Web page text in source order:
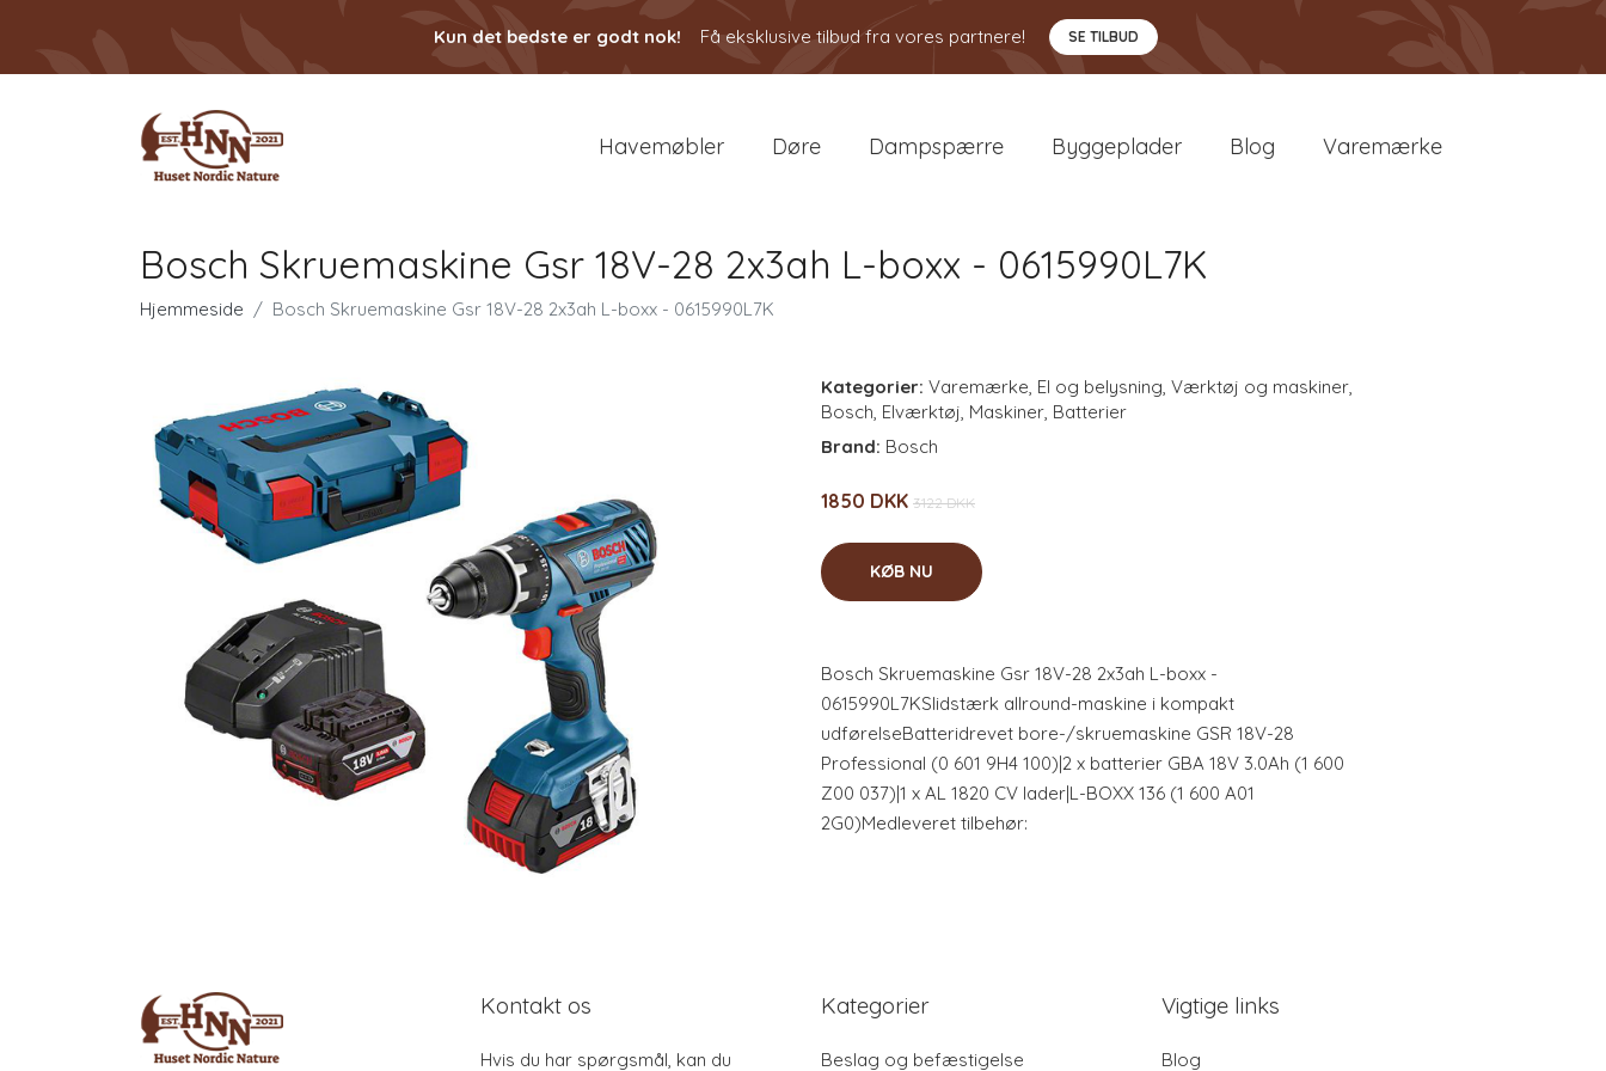
Kun det bedste er godt nok! Få eksklusive tilbud fra vores partnere! SE TILBUD
Havemøbler Døre Dampspærre Byggeplader Blog Varemærke
Bosch Skruemaskine Gsr 18V-28 2x3ah L-boxx - 0615990L7K
Hjemmeside Bosch Skruemaskine Gsr 18V-28 2x3ah L-boxx - 0615990L7K
Kategorier: Varemærke, El og belysning, Værktøj og maskiner,
Bosch, Elværktøj, Maskiner, Batterier
Brand: Bosch
1850 DKK 3122 DKK
KØB NU
Bosch Skruemaskine Gsr 18V-28 2x3ah L-boxx -
0615990L7KSlidstærk allround-maskine i kompakt
udførelseBatteridrevet bore-/skruemaskine GSR 18V-28
Professional (0 601 9H4 100)|2 x batterier GBA 18V 3.0Ah (1 600
Z00 037)|1 x AL 1820 CV lader|L-BOXX 136 (1 600 A01
2G0)Medleveret tilbehør:
Kontakt os
Hvis du har spørgsmål, kan du
Kategorier
Beslag og befæstigelse
Vigtige links
Blog